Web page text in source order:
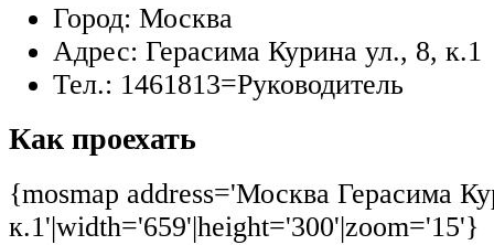
Город: Москва
Адрес: Герасима Курина ул., 8, к.1
Тел.: 1461813=Руководитель
Как проехать
{mosmap address='Москва Герасима
к.1'|width='659'|height='300'|zoom='15'}